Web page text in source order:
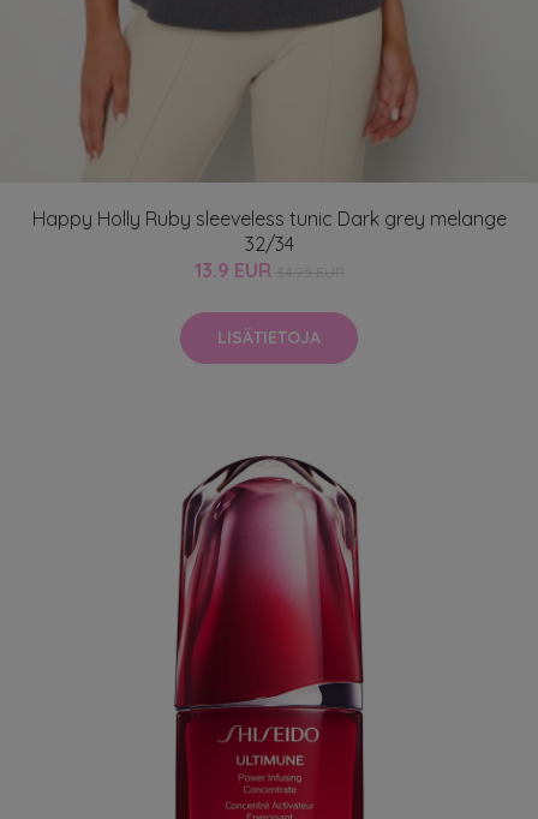
Happy Holly Ruby sleeveless tunic Dark grey melange
32/34
13.9 EUR
LISÄTIETOJA